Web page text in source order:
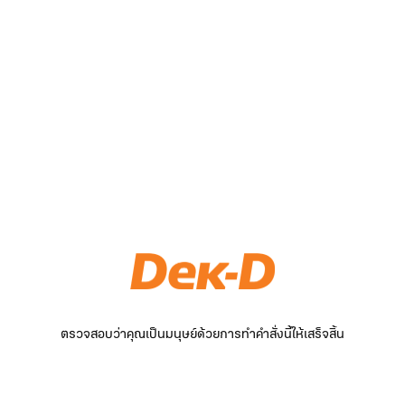
ตรวจสอบว่าคุณเป็นมนุษย์ด้วยการทำคำสั่งนี้ให้เสร็จสิ้น